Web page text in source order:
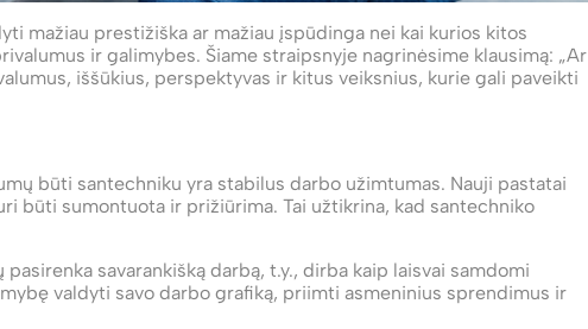
mažiau prestižiška ar mažiau įspūdinga nei kai kurios kitos
ir galimybes. Šiame straipsnyje nagrinėsime klausimą: „Ar
iššūkius, perspektyvas ir kitus veiksnius, kurie gali paveikti
būti santechniku yra stabilus darbo užimtumas. Nauji pastatai
būti sumontuota ir prižiūrima. Tai užtikrina, kad santechniko
savarankišką darbą, t.y., dirba kaip laisvai samdomi
valdyti savo darbo grafiką, priimti asmeninius sprendimus ir